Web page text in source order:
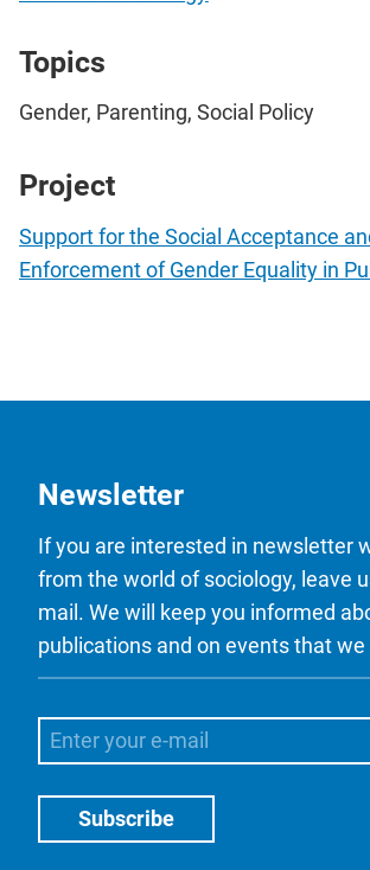
Topics
Gender, Parenting, Social Policy
Project
Support for the Social Acceptance
Enforcement of Gender Equality in
Newsletter
If you are interested in newsletter
from the world of sociology, leave
mail. We will keep you informed
publications and on events that we